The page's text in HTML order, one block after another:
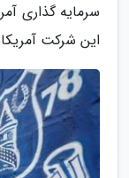
این شرکت